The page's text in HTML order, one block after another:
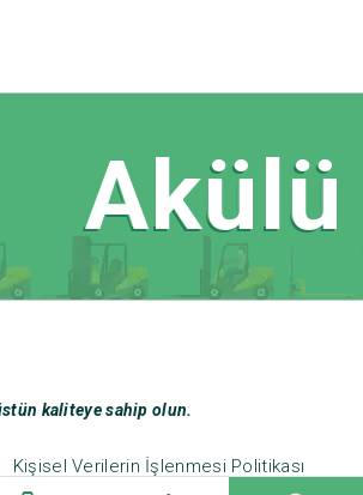
kaliteye sahip olun.
Kişisel Verilerin İşlenmesi Politikası